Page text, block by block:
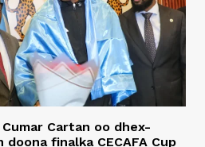
Cartan oo dhex-
doona finalka CECAFA Cup